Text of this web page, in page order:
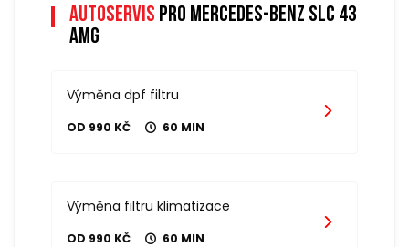
Autoservis pro mercedes-benz slc 43
amg
Výměna dpf filtru
OD 990 KČ 60 MIN
Výměna filtru klimatizace
OD 990 KČ 60 MIN